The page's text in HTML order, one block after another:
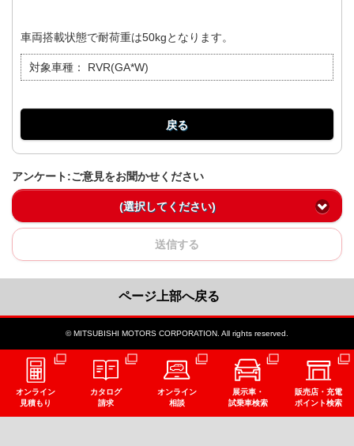
車両搭載状態で耐荷重は50kgとなります。
対象車種： RVR(GA*W)
戻る
アンケート:ご意見をお聞かせください
(選択してください)
送信する
ページ上部へ戻る
© MITSUBISHI MOTORS CORPORATION. All rights reserved.
オンライン
見積もり
カタログ
請求
オンライン
相談
展示車・
試乗車検索
販売店・充電
ポイント検索